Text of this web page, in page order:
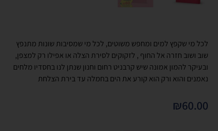
לכל מי שקפץ למים ומחפש משוטים, לכל מי שמסיבות שונות מתנפץ
שוב ושוב חזרה אל החוף , לזקוקים לסירת הצלה או אפילו רק למצפן,
ובעיקר להמון אמונה שיש קרבניט רחום וחנון שנתן לנו בחסדיו מלחים
נאמנים והוא ורק הוא קורע את הים בחמלה עד בירת הצלחת
₪60.00